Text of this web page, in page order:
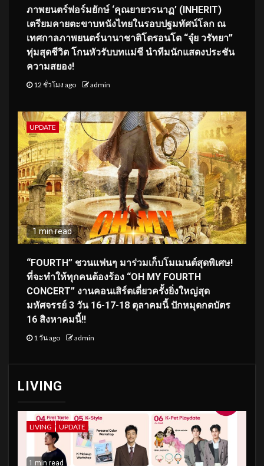
ภาพยนตร์ฟอร์มยักษ์ ‘คุณยายวรนาฏ’ (INHERIT)
เตรียมคายตะขาบหนังไทยในรอบปฐมทัศน์โลก ณ
เทศกาลภาพยนตร์นานาชาติโตรอนโต “จุ๋ย วรัทยา”
ทุ่มสุดชีวิต โกนหัวรับบทแม่ชี นำทีมนักแสดงประชัน
ความสยอง!
12 ชั่วโมง ago admin
UPDATE
1 min read
“FOURTH” ชวนแฟนๆ มาร่วมเก็บโมเมนต์สุดพิเศษ!
ที่จะทำให้ทุกคนต้องร้อง “OH MY FOURTH
CONCERT” งานคอนเสิร์ตเดี่ยวครั้งยิ่งใหญ่สุด
มหัศจรรย์ 3 วัน 16-17-18 ตุลาคมนี้ ปักหมุดกดบัตร
16 สิงหาคมนี้!!
1 วัน ago admin
LIVING
LIVING UPDATE
1 min read